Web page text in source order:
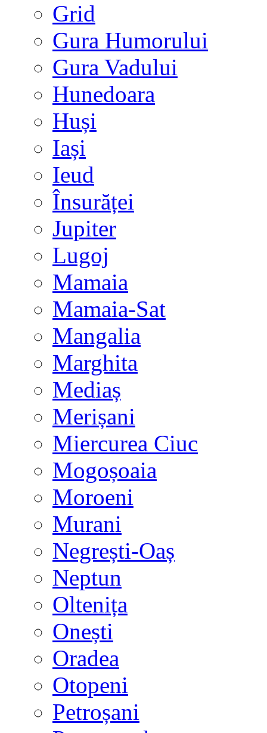
Grid
Gura Humorului
Gura Vadului
Hunedoara
Huși
Iași
Ieud
Însurăței
Jupiter
Lugoj
Mamaia
Mamaia-Sat
Mangalia
Marghita
Mediaș
Merișani
Miercurea Ciuc
Mogoșoaia
Moroeni
Murani
Negrești-Oaș
Neptun
Oltenița
Onești
Oradea
Otopeni
Petroșani